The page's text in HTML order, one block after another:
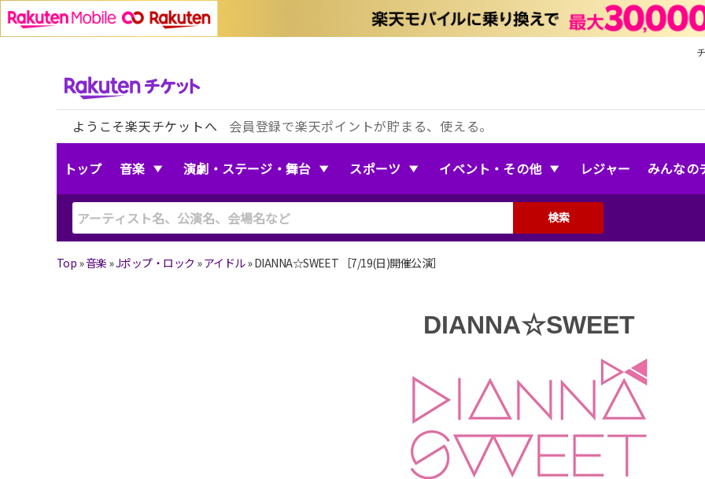
ようこそ楽天チケットへ 会員登録で楽天ポイントが貯まる、使える。
トップ 音楽 演劇・ステージ・舞台 スポーツ イベント・その他 レジャー みんなの
検索
Top »音楽 »Jポップ・ロック »アイドル»DIANNA☆SWEET ［7/19(日)開催公演］
DIANNA☆SWEET